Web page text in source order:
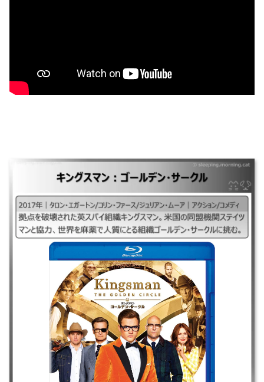
｜#キングスマン2017#キングスマン2## ｜2017年｜タロン・エガートン/
コリン・ファース/ジュリアン・ムーア｜アクション/コメディ ｜拠点を破
壊された英スパイ組織キングスマン。米国の同盟機関ステイツマンと協
力、世界を麻薬で人質にとる組織ゴールデン・サークルに挑む。